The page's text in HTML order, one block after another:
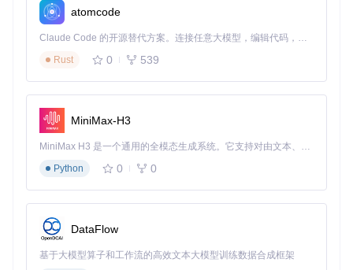
技术背景 ：地图显示依赖于真空机器人坐标系统与地图图
像像素坐标的精确映射。校准点通过建立两者之间的数学
转换关系，确保用户在地图上的操作能准确转换为机器人
在浏览器开发者工具（F12）的 Network 标签中，验证地
图资源是否成功加载
临时切换地图源类型（摄像头→图片或反之），测试是否
能正常显示
[指令发送] 机器人无响应：通信链路修复
问题现象
在卡片界面执行清扫、定点等操作后，机器人无任何反应，也
没有错误提示。
atomcode
Claude Code 的开源替代方案。连接任意大模型，编辑代码，运行命令，自动验证 — 全自动执行。用 Rust 构建，极致性能。 ｜ An open-source alternative to Claude Code. Connect any LLM, edit code, run commands, and verify changes — autonomously. Built in Rust for speed. Get Started
Rust
0 539
MiniMax-H3
MiniMax H3 是一个通用的全模态生成系统。它支持对由文本、图像、视频和音频组成的多模态上下文进行统一理解，并能生成分辨率高达 2K、时长可达 15 秒的带原生立体声音频的视频。得益于面向任务泛化的系统设计，H3 在预训练阶段就已具备广泛的多模态上下文理解与生成能力，能够出色地执行复杂的多模态指令。
Python
0 0
DataFlow
基于大模型算子和工作流的高效文本大模型训练数据合成框架